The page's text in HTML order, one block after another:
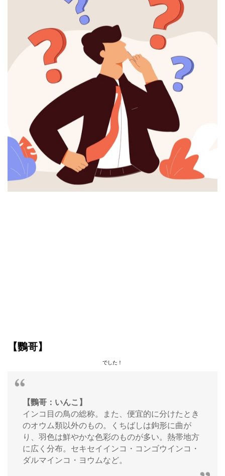
【鸚哥】
でした！
【鸚哥：いんこ】
インコ目の鳥の総称。また、便宜的に分けたとき
のオウム類以外のもの。くちばしは鉤形に曲が
り、羽色は鮮やかな色彩のものが多い。熱帯地方
に広く分布。セキセイインコ・コンゴウインコ・
ダルマインコ・ヨウムなど。